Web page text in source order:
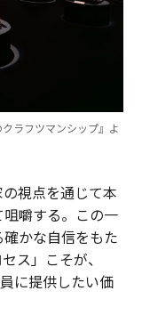
ラフツマンシップ』よ
視点を通じて本
嚼する。この一
かな自信をもた
ス」こそが、
に提供したい価